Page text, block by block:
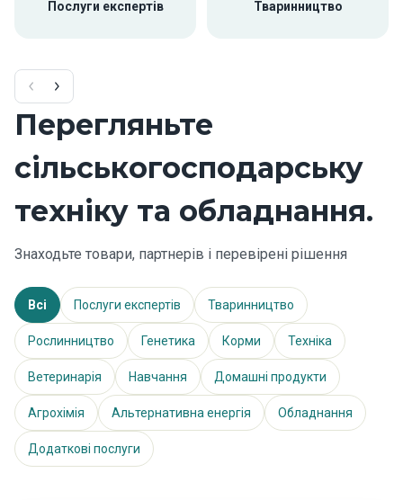
Послуги експертів Тваринництво
Перегляньте
сільськогосподарську
техніку та обладнання.
Знаходьте товари, партнерів і перевірені рішення
Всі Послуги експертів Тваринництво
Рослинництво Генетика Корми Техніка
Ветеринарія Навчання Домашні продукти
Агрохімія Альтернативна енергія Обладнання
Додаткові послуги